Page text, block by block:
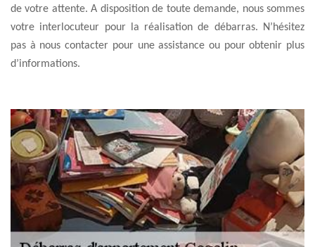
de votre attente. A disposition de toute demande, nous sommes
votre interlocuteur pour la réalisation de débarras. N’hésitez
pas à nous contacter pour une assistance ou pour obtenir plus
d’informations.